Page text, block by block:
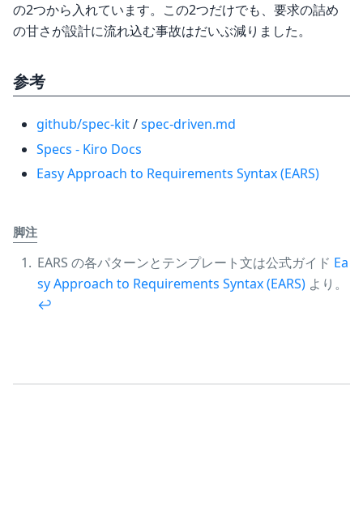
の2つから入れています。この2つだけでも、要求の詰め
の甘さが設計に流れ込む事故はだいぶ減りました。
参考
github/spec-kit/spec-driven.md
Specs - Kiro Docs
Easy Approach to Requirements Syntax (EARS)
脚注
EARS の各パターンとテンプレート文は公式ガイド Ea
sy Approach to Requirements Syntax (EARS) より。
↩︎